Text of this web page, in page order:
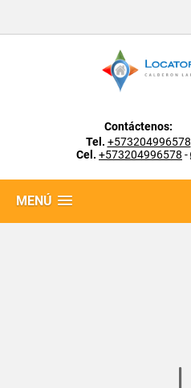
Contáctenos:
Tel. +573204996578
Cel. +573204996578 -
MENÚ